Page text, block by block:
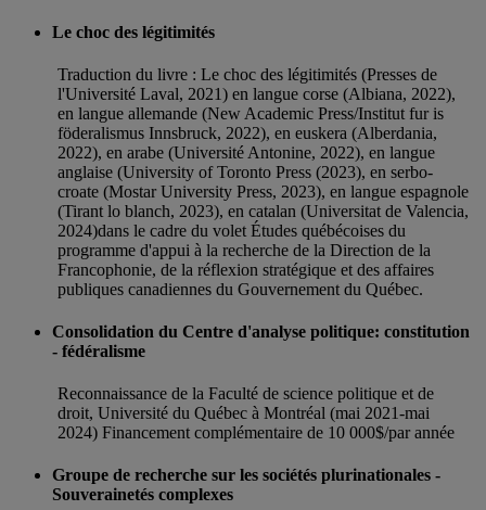
Le choc des légitimités
Traduction du livre : Le choc des légitimités (Presses de
l'Université Laval, 2021) en langue corse (Albiana, 2022),
en langue allemande (New Academic Press/Institut fur is
föderalismus Innsbruck, 2022), en euskera (Alberdania,
2022), en arabe (Université Antonine, 2022), en langue
anglaise (University of Toronto Press (2023), en serbo-
croate (Mostar University Press, 2023), en langue espagnole
(Tirant lo blanch, 2023), en catalan (Universitat de Valencia,
2024)dans le cadre du volet Études québécoises du
programme d'appui à la recherche de la Direction de la
Francophonie, de la réflexion stratégique et des affaires
publiques canadiennes du Gouvernement du Québec.
Consolidation du Centre d'analyse politique: constitution
- fédéralisme
Reconnaissance de la Faculté de science politique et de
droit, Université du Québec à Montréal (mai 2021-mai
2024) Financement complémentaire de 10 000$/par année
Groupe de recherche sur les sociétés plurinationales -
Souverainetés complexes